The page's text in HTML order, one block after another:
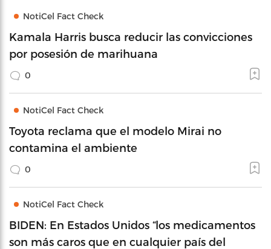
NotiCel Fact Check
Kamala Harris busca reducir las convicciones
por posesión de marihuana
0
NotiCel Fact Check
Toyota reclama que el modelo Mirai no
contamina el ambiente
0
NotiCel Fact Check
BIDEN: En Estados Unidos “los medicamentos
son más caros que en cualquier país del